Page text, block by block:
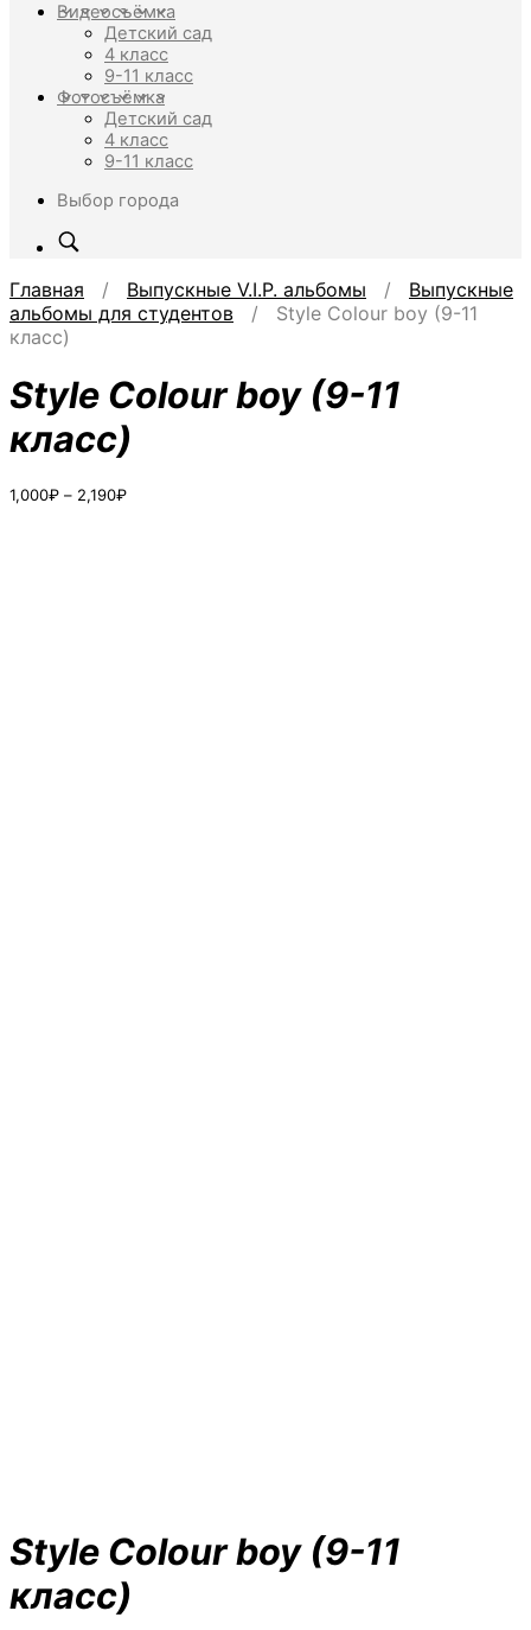
Видеосъёмка
Детский сад
4 класс
9-11 класс
Фотосъёмка
Детский сад
4 класс
9-11 класс
Выбор города
Главная / Выпускные V.I.P. альбомы / Выпускные
альбомы для студентов / Style Colour boy (9-11
класс)
Style Colour boy (9-11
класс)
1,000₽ – 2,190₽Диапазон
Style Colour boy (9-11
класс)